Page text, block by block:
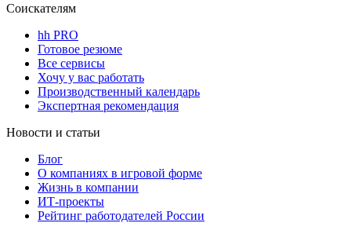
Соискателям
hh PRO
Готовое резюме
Все сервисы
Хочу у вас работать
Производственный календарь
Экспертная рекомендация
Новости и статьи
Блог
О компаниях в игровой форме
Жизнь в компании
ИТ-проекты
Рейтинг работодателей России